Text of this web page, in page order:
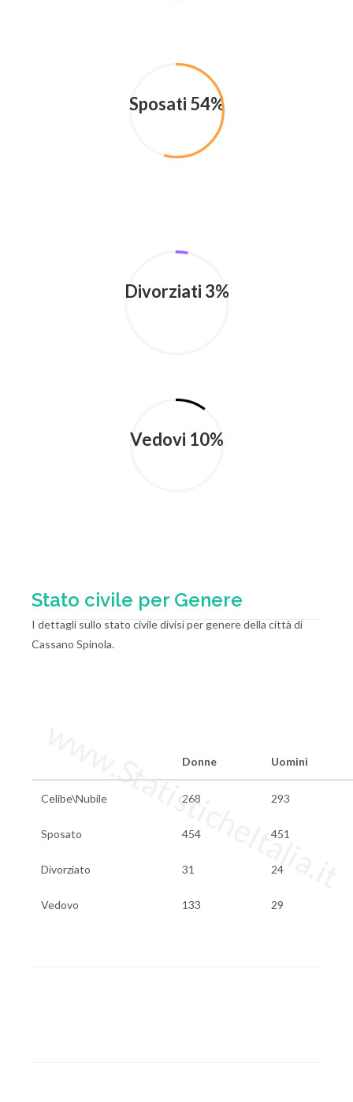
Sposati 54%
Divorziati 3%
Vedovi 10%
Stato civile per Genere
I dettagli sullo stato civile divisi per genere della città di
Cassano Spinola.
Donne Uomini
Celibe\Nubile 268 293
Sposato 454 451
Divorziato 31 24
Vedovo 133 29
www.StatisticheItalia.it